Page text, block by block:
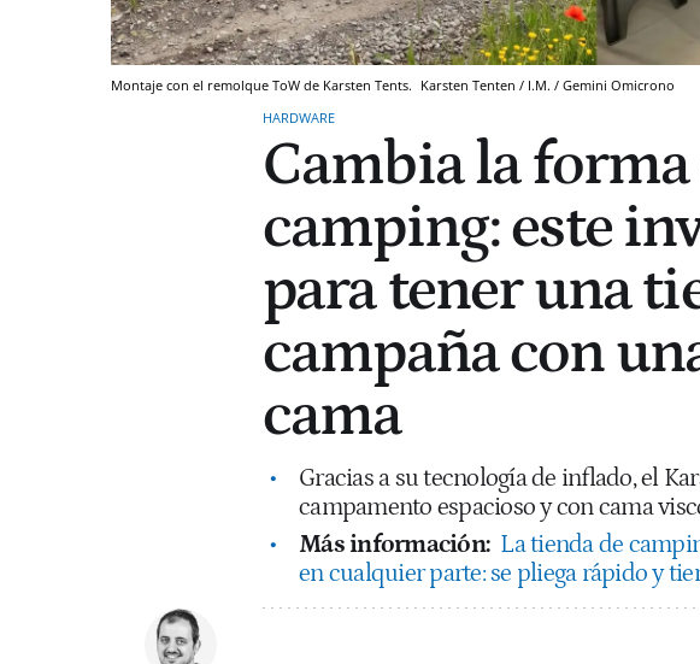
Montaje con el remolque ToW de Karsten Tents. Karsten Tenten / I.M. / Gemini Omicrono
HARDWARE
Cambia la
camping: este
para tener una
campaña con
cama
Gracias a su tecnología de inflado, el
campamento espacioso y con cama
Más información: La tienda de
en cualquier parte: se pliega rápido y